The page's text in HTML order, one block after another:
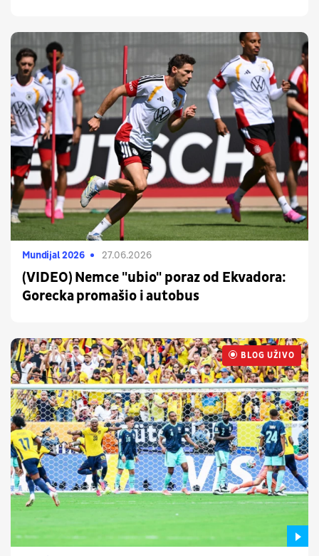
Mundijal 2026 27.06.2026
(VIDEO) Nemce "ubio" poraz od Ekvadora:
Gorecka promašio i autobus
UŽIVO
BLOG UŽIVO